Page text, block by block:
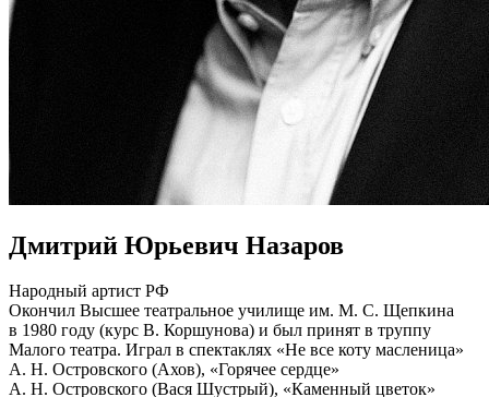
Дмитрий Юрьевич Назаров
Народный артист РФ
Окончил Высшее театральное училище им. М. С. Щепкина
в 1980 году (курс В. Коршунова) и был принят в труппу
Малого театра. Играл в спектаклях «Не все коту масленица»
А. Н. Островского (Ахов), «Горячее сердце»
А. Н. Островского (Вася Шустрый), «Каменный цветок»